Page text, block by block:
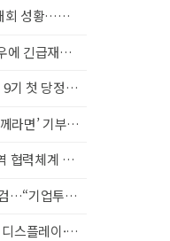
업 공동체 구축
책회의 소집
역 발전 협력 다짐
라면 1,442개 후원
강화 나서
성과 함께 높인다”
후공정 핵심도시 도약